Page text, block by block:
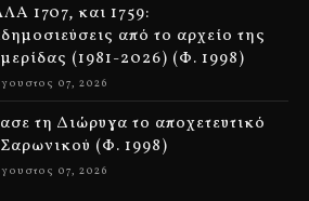
1707, και 1759:
από το αρχείο της
(1981-2026) (Φ. 1998)
07, 2026
τη Διώρυγα το αποχετευτικό
(Φ. 1998)
07, 2026